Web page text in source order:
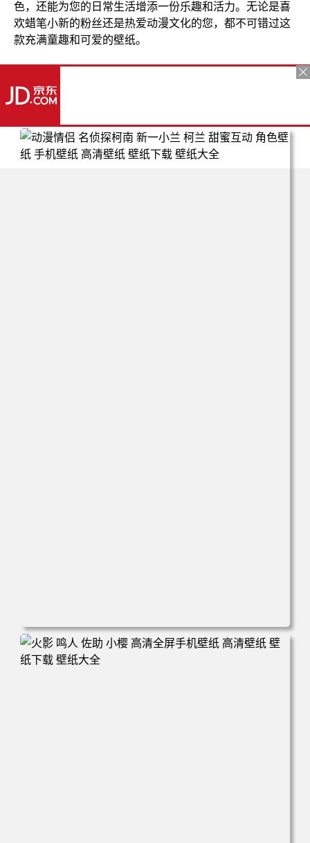
色，还能为您的日常生活增添一份乐趣和活力。无论是喜
欢蜡笔小新的粉丝还是热爱动漫文化的您，都不可错过这
款充满童趣和可爱的壁纸。
更多推荐
电脑壁纸 动漫情侣 名侦探柯南 新一小兰 柯兰 甜蜜互动 角
色壁纸 手机壁纸 高清壁纸 壁纸下载 壁纸大全